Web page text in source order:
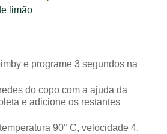
limão
e programe 3 segundos na
do copo com a ajuda da
e adicione os restantes
90° C, velocidade 4.